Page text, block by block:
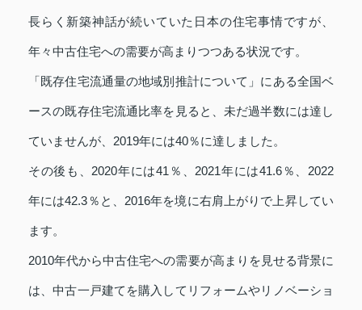
長らく新築神話が続いていた日本の住宅事情ですが、
年々中古住宅への需要が高まりつつある状況です。
「既存住宅流通量の地域別推計について」にある全国ベ
ースの既存住宅流通比率を見ると、未だ過半数には達し
ていませんが、2019年には40％に達しました。
その後も、2020年には41％、2021年には41.6％、2022
年には42.3％と、2016年を境に右肩上がりで上昇してい
ます。
2010年代から中古住宅への需要が高まりを見せる背景に
は、中古一戸建てを購入してリフォームやリノベーショ